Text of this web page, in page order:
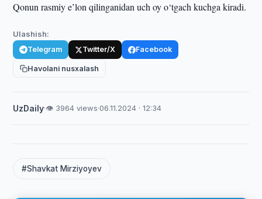
Qonun rasmiy e’lon qilinganidan uch oy o‘tgach kuchga kiradi.
Ulashish:
Telegram Twitter/X Facebook
Havolani nusxalash
UzDaily·👁 3964 views·06.11.2024 · 12:34
#Shavkat Mirziyoyev